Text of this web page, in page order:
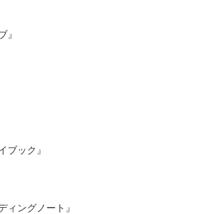
』
ブック』
ィングノート』